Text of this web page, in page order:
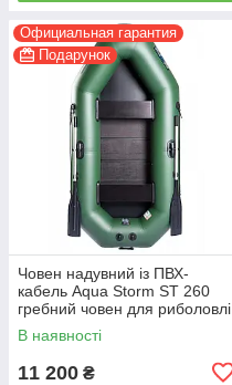
Официальная гарантия
Подарунок
Човен надувний із ПВХ-
кабель Aqua Storm ST 260
гребний човен для риболовлі
2-місний
В наявності
11 200 ₴